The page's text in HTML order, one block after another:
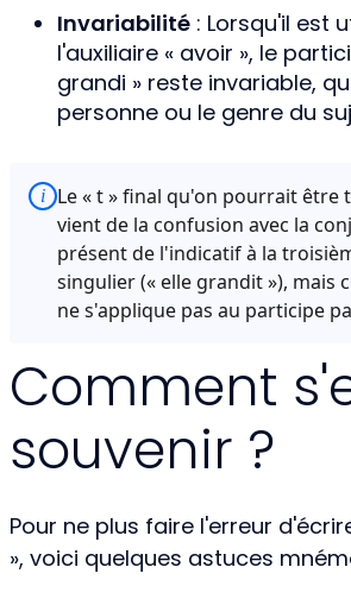
Invariabilité : Lorsqu'il est
l'auxiliaire « avoir », le
grandi » reste invariable,
personne ou le genre du
i
Le « t » final qu'on pourrait être
vient de la confusion avec la
présent de l'indicatif à la
singulier (« elle grandit »), mais
ne s'applique pas au participe
Comment
souvenir ?
Pour ne plus faire l'erreur
», voici quelques astuces